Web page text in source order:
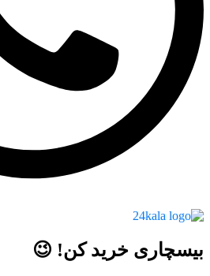
بیسچاری خرید کن! 😉